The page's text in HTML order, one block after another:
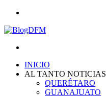
INICIO
AL TANTO NOTICIAS
QUERÉTARO
GUANAJUATO